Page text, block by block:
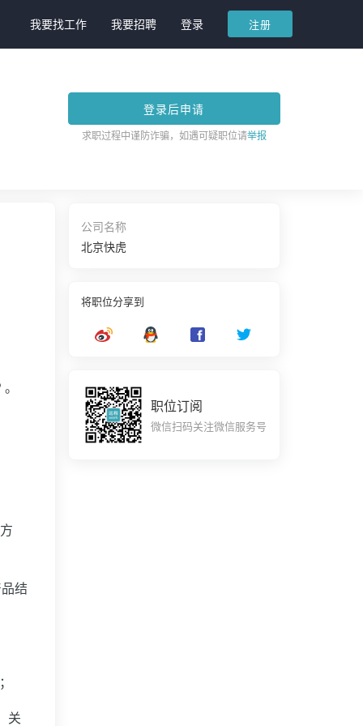
我要找工作 我要招聘 登录 注册
登录后申请
求职过程中谨防诈骗，如遇可疑职位请举报
结
关
公司名称
北京快虎
将职位分享到
职位订阅
微信扫码关注微信服务号